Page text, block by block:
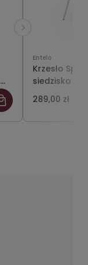
Entelo
Krzesło
siedzisko
szary
289,00 zł